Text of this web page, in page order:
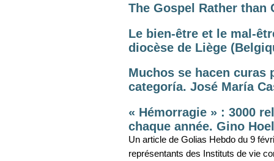
The Gospel Rather than
Le bien-être et le mal-
diocèse de Liège
Muchos se hacen curas
categoría. José María
« Hémorragie » : 3000
chaque année. Gino Hoel
Un article de Golias Hebdo du 9
représentants des Instituts de vie